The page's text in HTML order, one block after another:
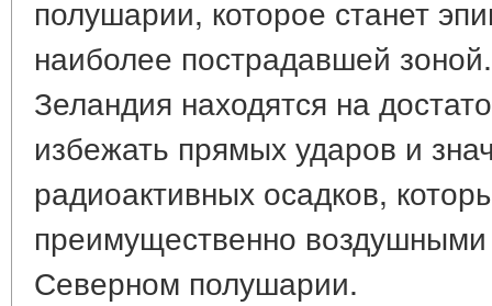
полушарии, которое станет
наиболее пострадавшей
Зеландия находятся на
избежать прямых ударов и
радиоактивных осадков,
преимущественно
Северном полушарии.